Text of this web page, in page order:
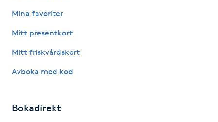
LED-ljusterapi
Mina favoriter
Mitt presentkort
Mitt friskvårdskort
Avboka med kod
Bokadirekt